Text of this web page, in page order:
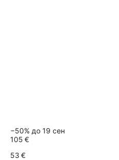
−50% до 19 сен
105 €
53 €